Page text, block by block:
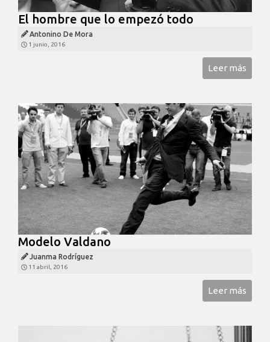
El hombre que lo empezó todo
Antonino De Mora
1 junio, 2016
Leer más
Modelo Valdano
Juanma Rodríguez
11 abril, 2016
Leer más